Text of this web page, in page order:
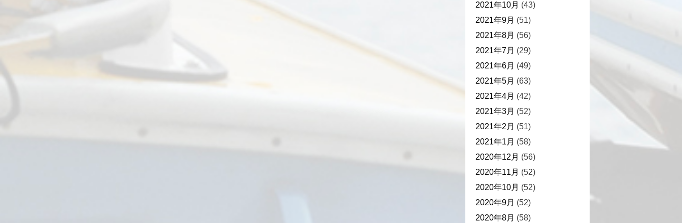
2021年10月 (43)
2021年9月 (51)
2021年8月 (56)
2021年7月 (29)
2021年6月 (49)
2021年5月 (63)
2021年4月 (42)
2021年3月 (52)
2021年2月 (51)
2021年1月 (58)
2020年12月 (56)
2020年11月 (52)
2020年10月 (52)
2020年9月 (52)
2020年8月 (58)